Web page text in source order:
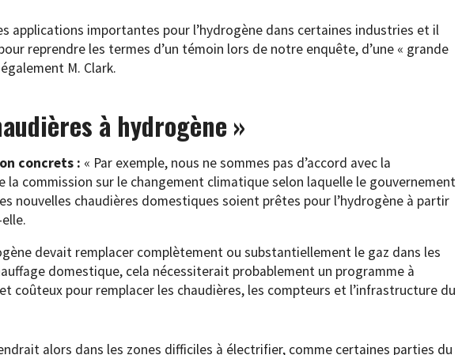
applications importantes pour l’hydrogène dans certaines industries et il
reprendre les termes d’un témoin lors de notre enquête, d’une « grande
M. Clark.
à hydrogène »
concrets : « Par exemple, nous ne sommes pas d’accord avec la
la commission sur le changement climatique selon laquelle le gouvernement
nouvelles chaudières domestiques soient prêtes pour l’hydrogène à partir
devait remplacer complètement ou substantiellement le gaz dans les
domestique, cela nécessiterait probablement un programme à
coûteux pour remplacer les chaudières, les compteurs et l’infrastructure du
alors dans les zones difficiles à électrifier, comme certaines parties du